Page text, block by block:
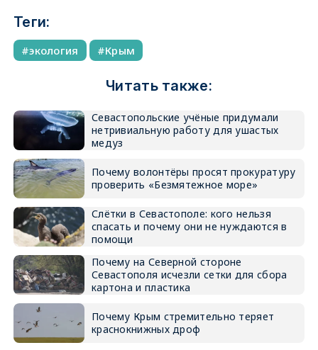
Теги:
экология Крым
Читать также:
Севастопольские учёные придумали
нетривиальную работу для ушастых
медуз
Почему волонтёры просят прокуратуру
проверить «Безмятежное море»
Слётки в Севастополе: кого нельзя
спасать и почему они не нуждаются в
помощи
Почему на Северной стороне
Севастополя исчезли сетки для сбора
картона и пластика
Почему Крым стремительно теряет
краснокнижных дроф